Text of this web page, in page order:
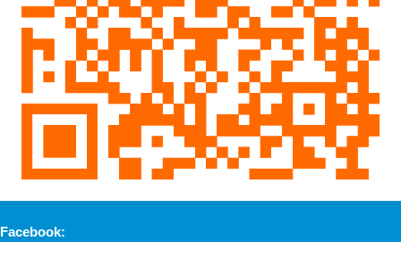
Facebook: